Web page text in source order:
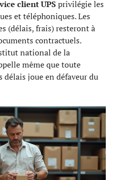
client UPSprivilégie les
et téléphoniques. Les
(délais, frais) resteront à
contractuels.
national de la
même que toute
délais joue en défaveur du